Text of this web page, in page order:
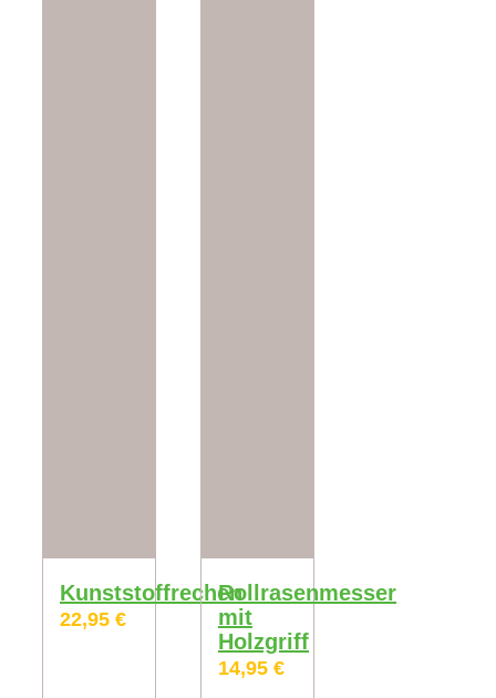
Kunststoffrechen
22,95 €
Rollrasenmesser
mit
Holzgriff
14,95 €